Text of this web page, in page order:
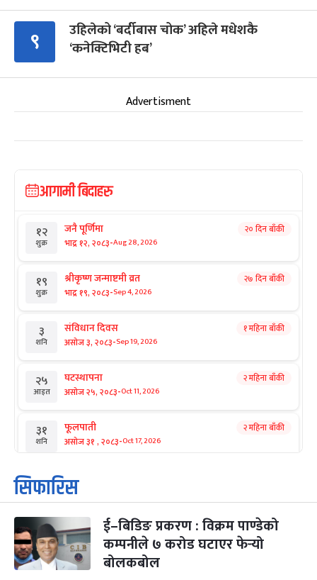
९
उहिलेको ‘बर्दीबास चोक’ अहिले मधेशकै
‘कनेक्टिभिटी हब’
Advertisment
आगामी बिदाहरु
१२
शुक्र
जनै पूर्णिमा
भाद्र १२, २०८३-Aug 28, 2026
२० दिन बाँकी
१९
शुक्र
श्रीकृष्ण जन्माष्टमी व्रत
भाद्र १९, २०८३-Sep 4, 2026
२७ दिन बाँकी
३
शनि
संविधान दिवस
असोज ३, २०८३-Sep 19, 2026
१ महिना बाँकी
२५
आइत
घटस्थापना
असोज २५, २०८३-Oct 11, 2026
२ महिना बाँकी
३१
शनि
फूलपाती
असोज ३१ , २०८३-Oct 17, 2026
२ महिना बाँकी
१
आइत
कार्तिक सङ्क्रान्ति
कार्तिक १, २०८३
३
मंगल
महानवमी
कार्तिक ३, २०८३-Oct 20, 2026
२ महिना बाँकी
सिफारिस
ई–बिडिङ प्रकरण : विक्रम पाण्डेको
कम्पनीले ७ करोड घटाएर फेर्‍यो
बोलकबोल